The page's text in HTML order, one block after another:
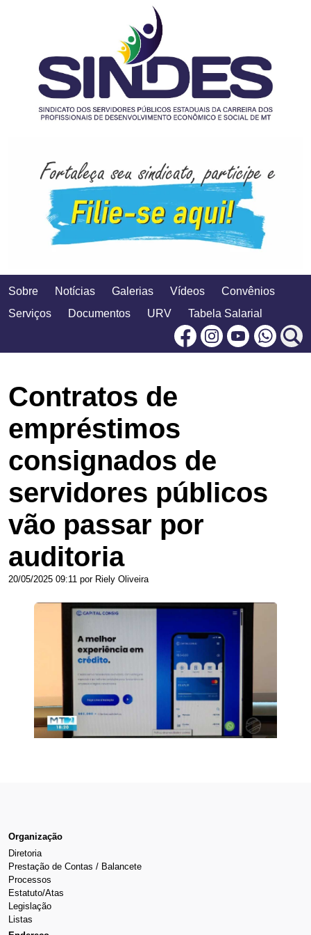
Sobre Notícias Galerias Vídeos
Convênios
Serviços
Documentos URV
Tabela Salarial
FacebookInstagram
Contratos de
empréstimos
consignados de
servidores públicos
vão passar por
auditoria
20/05/2025 09:11 por Riely Oliveira
Organização
Diretoria
Prestação de Contas / Balancete
Processos
Estatuto/Atas
Legislação
Listas